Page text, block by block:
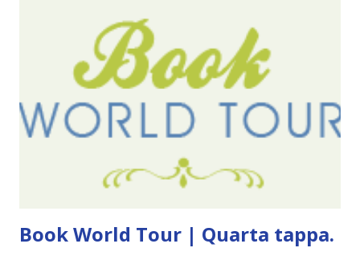
cinque anni e non sono pochi . Il blog è praticamente
l'unica cosa della mia vita che ho continuato con costanza
(più o meno) e non come le tremila cose che inizio per poi
lasciare a metà. Tra l'altro ripenso a circa un anno e mezzo
fa, quando non sapevo più che farmene di D ivoratori di
che potessi fare. All'inizio non avevo idea che il ...
Book World Tour | Quarta tappa.